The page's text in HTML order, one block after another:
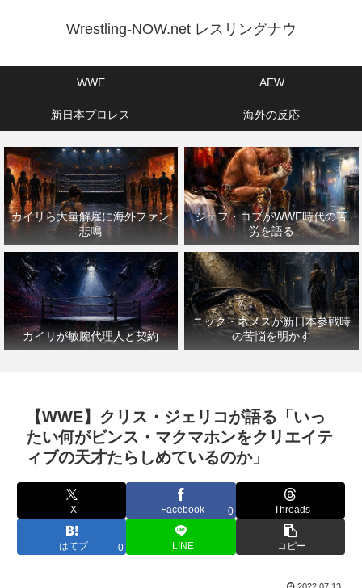
Wrestling-NOW.net レスリングナウ
WWE AEW
新日本プロレス 海外の反応
カイリら大量解雇に海外ファン
悲鳴
ジェフ・コブがWWE時代の苦
労を語る
カイリが敏腕代理人と契約
ニック・ネメスが新日本参戦時
の苦悩を明かす
【WWE】クリス・ジェリコが語る「いっ
たい何がビンス・マクマホンをクリエイテ
ィブの天才たらしめているのか」
X Facebook 0 Threads
はてブ 0 LINE コピー